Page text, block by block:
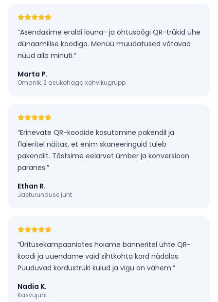
“Asendasime eraldi lõuna- ja õhtusöögi QR-trükid ühe
dünaamilise koodiga. Menüü muudatused võtavad
nüüd alla minuti.”
Marta P.
Omanik, 2 asukohaga kohvikugrupp
“Erinevate QR-koodide kasutamine pakendil ja
flaieritel näitas, et enim skaneeringuid tuleb
pakendilt. Tõstsime eelarvet ümber ja konversioon
paranes.”
Ethan R.
Jaeturunduse juht
“Üritusekampaaniates hoiame bänneritel ühte QR-
koodi ja uuendame vaid sihtkohta kord nädalas.
Puuduvad kordustrüki kulud ja vigu on vähem.”
Nadia K.
Kasvujuht